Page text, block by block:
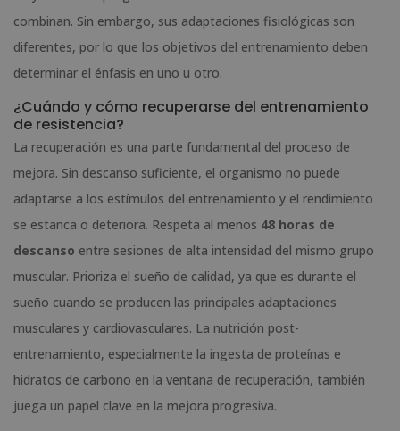
combinan. Sin embargo, sus adaptaciones fisiológicas son
diferentes, por lo que los objetivos del entrenamiento deben
determinar el énfasis en uno u otro.
¿Cuándo y cómo recuperarse del entrenamiento
de resistencia?
La recuperación es una parte fundamental del proceso de
mejora. Sin descanso suficiente, el organismo no puede
adaptarse a los estímulos del entrenamiento y el rendimiento
se estanca o deteriora. Respeta al menos 48 horas de
descanso entre sesiones de alta intensidad del mismo grupo
muscular. Prioriza el sueño de calidad, ya que es durante el
sueño cuando se producen las principales adaptaciones
musculares y cardiovasculares. La nutrición post-
entrenamiento, especialmente la ingesta de proteínas e
hidratos de carbono en la ventana de recuperación, también
juega un papel clave en la mejora progresiva.